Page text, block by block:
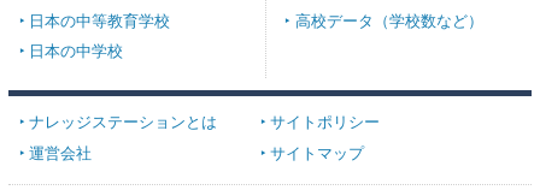
日本の中等教育学校
日本の中学校
高校データ（学校数など）
ナレッジステーションとは
サイトポリシー
運営会社
サイトマップ